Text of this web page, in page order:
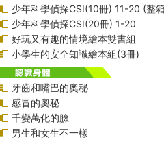
少年科學偵探CSI(10冊) 11-20 (整
少年科學偵探CSI(20冊) 1-20
好玩又有趣的情境繪本雙書組
小學生的安全知識繪本組(3冊)
牙齒和嘴巴的奧秘
感冒的奧秘
千變萬化的臉
男生和女生不一樣